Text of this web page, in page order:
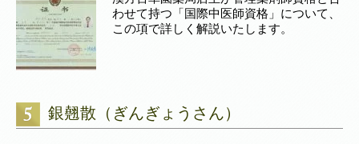
わせて持つ「国際中医師資格」について、
この項で詳しく解説いたします。
銀翹散（ぎんぎょうさん）